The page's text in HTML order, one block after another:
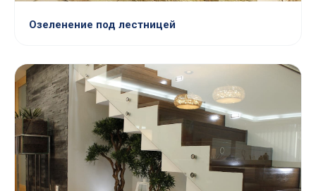
Озеленение под лестницей